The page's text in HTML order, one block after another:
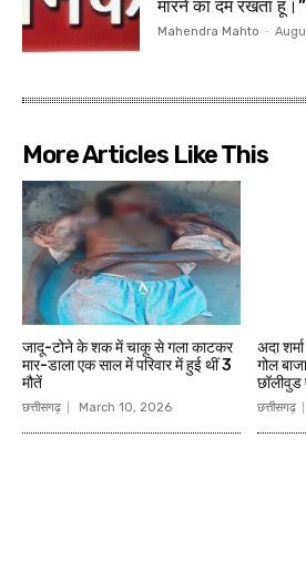
मारने का दम रखता हूं।”
Mahendra Mahto -
More Articles Like This
जादू-टोने के शक में चाकू से गला काटकर
मार-डाला एक साल में परिवार में हुई थीं 3
मौतें
छत्तीसगढ़ March 10, 2026
अदा
गोल
छॉलीवुड
छत्तीसगढ़